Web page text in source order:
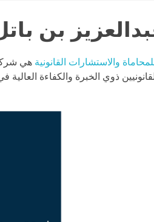
والاستشارات القانونية هي
ذوي الخبرة والكفاءة